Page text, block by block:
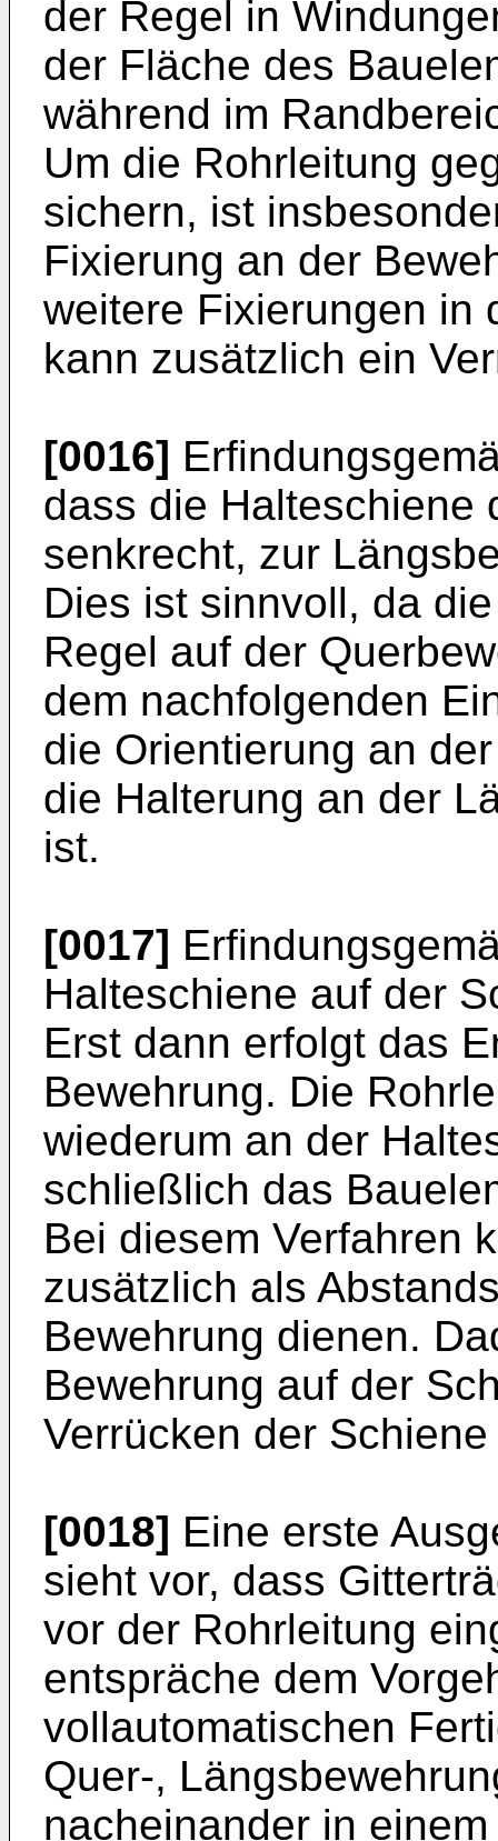
der Regel in
der Fläche des
während im
Um die Rohrleitung
sichern, ist
Fixierung an der
weitere Fixierungen in
kann zusätzlich ein
[0016]
dass die Halteschiene
senkrecht, zur
Dies ist sinnvoll, da
Regel auf der
dem nachfolgenden
die Orientierung an
die Halterung an der
ist.
[0017]
Halteschiene auf der
Erst dann erfolgt das
Bewehrung. Die
wiederum an der
schließlich das
Bei diesem Verfahren
zusätzlich als
Bewehrung dienen.
Bewehrung auf der
Verrücken der
[0018] Eine erste
sieht vor, dass
vor der Rohrleitung
entspräche dem
vollautomatischen
Quer-,
nacheinander in